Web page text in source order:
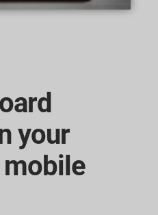
your